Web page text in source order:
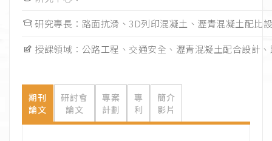
研究專長：路面抗滑、3D列印混凝土、瀝青混凝土配比
授課領域：公路工程、交通安全、瀝青混凝土配合設計
期刊
論文
研討會
論文
專案
計劃
專
利
簡介
影片